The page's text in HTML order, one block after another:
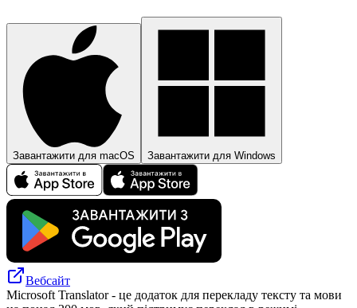
Завантажити для macOS Завантажити для Windows
Вебсайт
Microsoft Translator - це додаток для перекладу тексту та мови